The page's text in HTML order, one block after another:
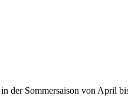
der Sommersaison von April